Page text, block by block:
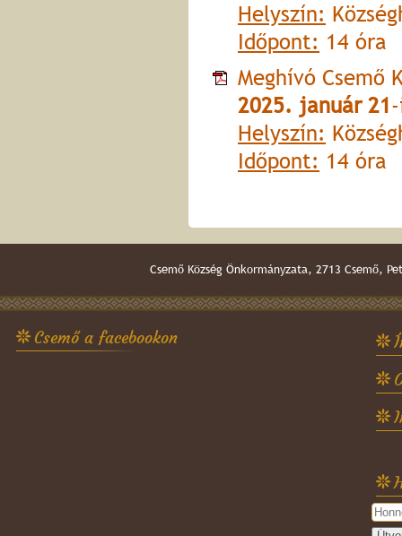
Helyszín:
Időpont: 14 óra
Meghívó Csemő
2025. január 21
Helyszín:
Időpont: 14 óra
Csemő Község Önkormányzata, 2713
Csemő a facebookon